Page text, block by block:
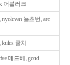
어블러크
뇰츠번, arc
쿨치
메드베, gond